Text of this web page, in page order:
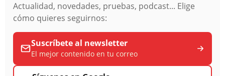
Actualidad, novedades, pruebas, podcast... Elige
cómo quieres seguirnos:
Suscríbete al newsletter
El mejor contenido en tu correo